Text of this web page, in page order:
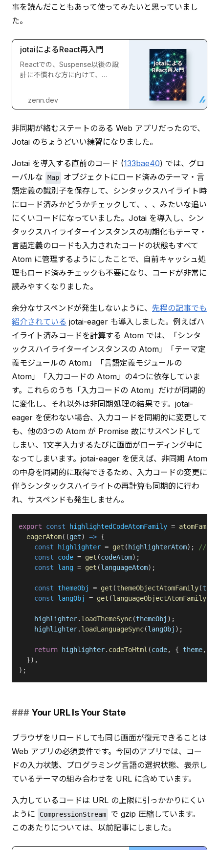
事を読んだこともあって使ってみたいと思っていまし
た。
jotaiによるReact再入門
Reactでの、Suspense以後の設
計に不慣れな方に向けて、
zenn.dev
非同期が絡むステートのある Web アプリだったので、
Jotai のちょうどいい練習になりました。
Jotai を導入する直前のコード (133bae40) では、グロ
ーバルな
Map
オブジェクトにロード済みのテーマ・言
語定義の識別子を保存して、シンタックスハイライト時
にロード済みかどうかチェックして、、、みたいな追い
にくいコードになっていました。Jotai を導入し、シン
タックスハイライターインスタンスの初期化もテーマ・
言語定義のロードも入力されたコードの状態もすべて
Atom に管理するようにしたことで、自前キャッシュ処
理もロード済みチェックも不要になり、コードが非常に
読みやすくなりました。
余分なサスペンドが発生しないように、 先程の記事でも
紹介されている jotai-eager も導入しました。例えばハ
イライト済みコードを計算する Atom では、「シンタ
ックスハイライターインスタンスの Atom」「テーマ定
義モジュールの Atom」「言語定義モジュールの
Atom」「入力コードの Atom」の4つに依存していま
す。これらのうち「入力コードの Atom」だけが同期的
に変化し、それ以外は非同期処理の結果です。jotai-
eager を使わない場合、入力コードを同期的に変更して
も、他の3つの Atom が Promise 故にサスペンドして
しまい、1文字入力するたびに画面がローディング中に
なってしまいます。jotai-eager を使えば、非同期 Atom
の中身を同期的に取得できるため、入力コードの変更に
伴うシンタックスハイライトの再計算も同期的に行わ
れ、サスペンドも発生しません。
export const highlightedCodeAtomFamily = atomFamily
  eagerAtom
((get) => {
    const
highlighter = get ( highlighterAtom);
// 非
    const
code = get (codeAtom);
    const
lang = get (languageAtom);
    const
themeObj = get (themeObjectAtomFamily(
    const
langObj = get (languageObjectAtomFamily
    highlighter
. loadThemeSync(themeObj );
    highlighter
. loadLanguageSync(langObj );
    return
highlighter. codeToHtml (code, { theme,
  }),
);
Your URL Is Your State
ブラウザをリロードしても同じ画面が復元できることは
Web アプリの必須要件です。今回のアプリでは、コー
ドの入力状態、プログラミング言語の選択状態、表示し
ているテーマの組み合わせを URL に含めています。
入力しているコードは URL の上限に引っかかりにくい
ように
CompressionStream
で gzip 圧縮しています。
このあたりについては、以前記事にしました。